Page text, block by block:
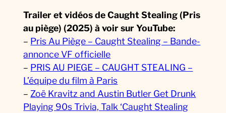
Trailer et vidéos de Caught Stealing (Pris
au piège) (2025) à voir sur YouTube:
– Pris Au Piège – Caught Stealing – Bande-
annonce VF officielle
– PRIS AU PIEGE – CAUGHT STEALING –
L’équipe du film à Paris
–Zoë Kravitz and Austin Butler Get Drunk
Playing 90s Trivia, Talk ‘Caught Stealing